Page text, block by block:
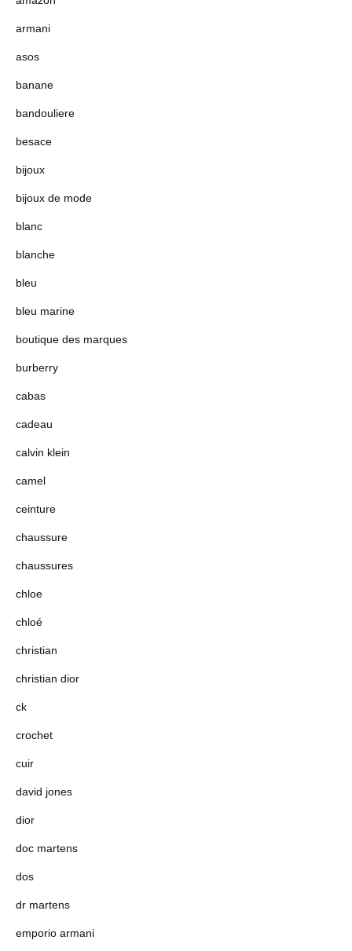
armani
asos
banane
bandouliere
besace
bijoux
bijoux de mode
blanc
blanche
bleu
bleu marine
boutique des marques
burberry
cabas
cadeau
calvin klein
camel
ceinture
chaussure
chaussures
chloe
chloé
christian
christian dior
ck
crochet
cuir
david jones
dior
doc martens
dos
dr martens
emporio armani